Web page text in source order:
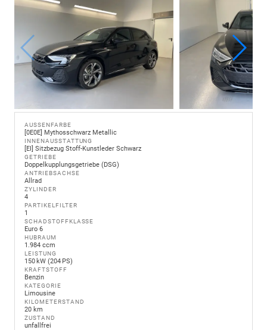
AUSSENFARBE
[0E0E] Mythosschwarz Metallic
INNENAUSSTATTUNG
[EI] Sitzbezug Stoff-Kunstleder Schwarz
GETRIEBE
Doppelkupplungsgetriebe (DSG)
ANTRIEBSACHSE
Allrad
ZYLINDER
4
PARTIKELFILTER
1
SCHADSTOFFKLASSE
Euro 6
HUBRAUM
1.984 ccm
LEISTUNG
150 kW (204 PS)
KRAFTSTOFF
Benzin
KATEGORIE
Limousine
KILOMETERSTAND
20 km
ZUSTAND
unfallfrei